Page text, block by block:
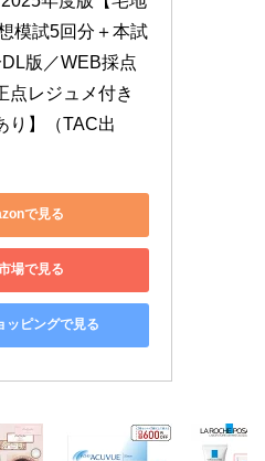
模試5回分＋本試
版／WEB採点
点レジュメ付き
り】（TAC出
で見る
場で見る
ッピングで見る